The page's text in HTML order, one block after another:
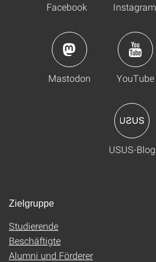
Facebook Instagram
Mastodon YouTube
USUS-Blog
Zielgruppe
Studierende
Beschäftigte
Alumni und Förderer